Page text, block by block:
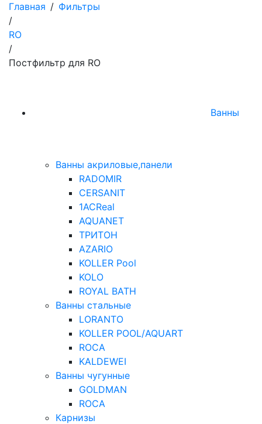
Главная / Фильтры
/
RO
/
Постфильтр для RO
Ванны
Ванны акриловые,панели
RADOMIR
CERSANIT
1ACReal
AQUANET
ТРИТОН
AZARIO
KOLLER Pool
KOLO
ROYAL BATH
Ванны стальные
LORANTO
KOLLER POOL/AQUART
ROCA
KALDEWEI
Ванны чугунные
GOLDMAN
ROCA
Карнизы